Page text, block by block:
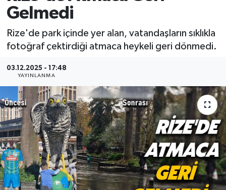
Gelmedi
Rize'de park içinde yer alan, vatandaşların sıklıkla
fotoğraf çektirdiği atmaca heykeli geri dönmedi.
03.12.2025 - 17:48
YAYINLANMA
Ekonomi
Teknoloji
Sağlık
Süper Lig Puan Durumu ve Fikstür
Tüm Manşetler
Son Dakika Haberleri
Haber Arşivi